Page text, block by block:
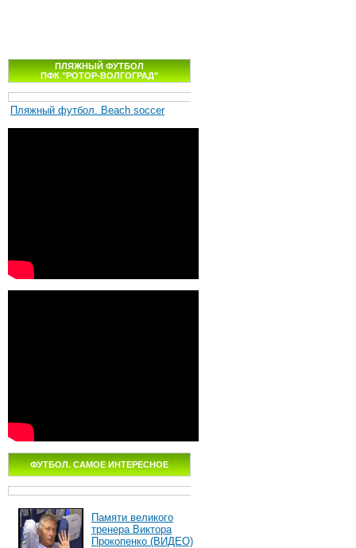
ПЛЯЖНЫЙ ФУТБОЛ
ПФК "РОТОР-ВОЛГОГРАД"
Пляжный футбол. Beach soccer
ФУТБОЛ. САМОЕ ИНТЕРЕСНОЕ
Памяти великого
тренера Виктора
Прокопенко (ВИДЕО)